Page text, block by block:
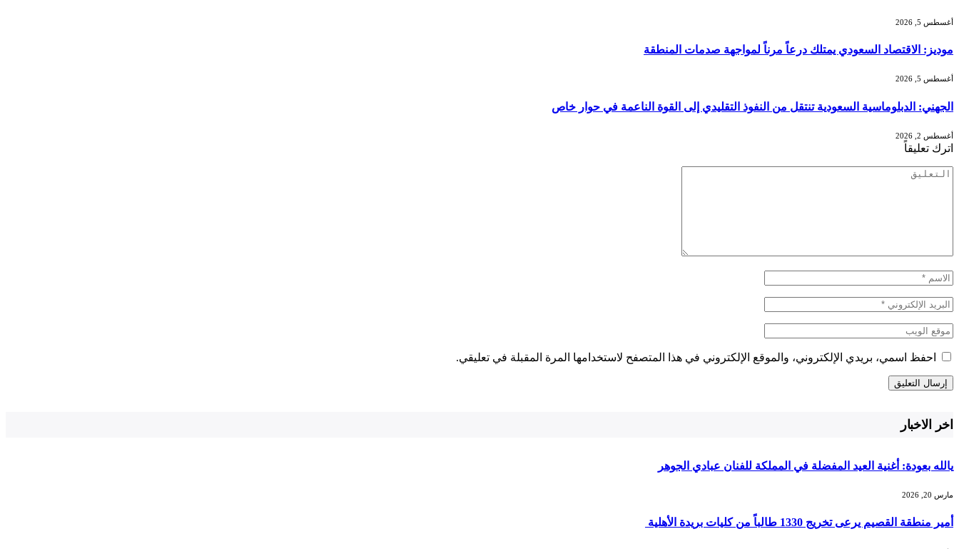
أغسطس 5, 2026
موديز: الاقتصاد السعودي يمتلك درعاً مرناً لمواجهة صدمات المنطقة
أغسطس 5, 2026
الجهني: الدبلوماسية السعودية تنتقل من النفوذ التقليدي إلى القوة الناعمة في حوار خاص
أغسطس 2, 2026
اترك تعليقاً
احفظ اسمي، بريدي الإلكتروني، والموقع الإلكتروني في هذا المتصفح لاستخدامها المرة المقبلة في تعليقي.
اخر الاخبار
يالله بعودة: أغنية العيد المفضلة في المملكة للفنان عبادي الجوهر
مارس 20, 2026
أمير منطقة القصيم يرعى تخريج 1330 طالباً من كليات بريدة الأهلية